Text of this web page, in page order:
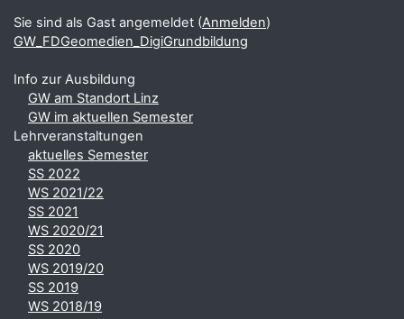
Sie sind als Gast angemeldet (Anmelden)
GW_FDGeomedien_DigiGrundbildung
Info zur Ausbildung
GW am Standort Linz
GW im aktuellen Semester
Lehrveranstaltungen
aktuelles Semester
SS 2022
WS 2021/22
SS 2021
WS 2020/21
SS 2020
WS 2019/20
SS 2019
WS 2018/19